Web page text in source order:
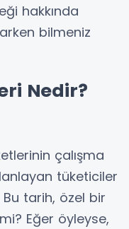
hakkında
bilmeniz
Nedir?
çalışma
tüketiciler
tarih, özel bir
Eğer öyleyse,